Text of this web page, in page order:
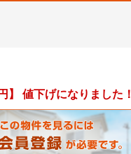
】 値下げになりました！